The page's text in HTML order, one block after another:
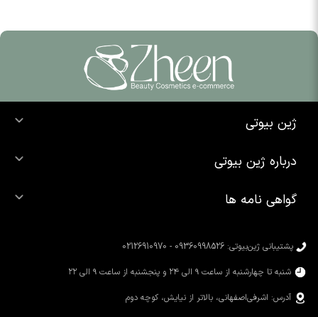
ژین بیوتی
خرید شوینده صورت
خرید رژ لب
درباره ژین بیوتی
تماس با ما
محصولات سیمپل
گواهی نامه ها
پشتیبانی ژین‌بیوتی: 09360998526 - 02126910970
شنبه تا چهارشنبه از ساعت ۹ الی ۲۴ و پنجشنبه از ساعت ۹ الی ۲۲
آدرس: اشرفی‌اصفهانی، بالاتر از نیایش، کوچه دوم